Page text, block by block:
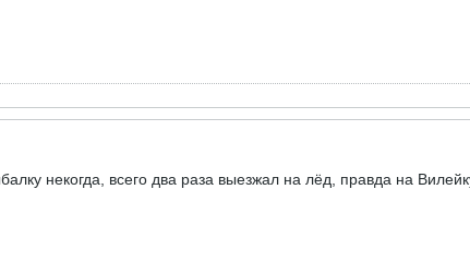
некогда, всего два раза выезжал на лёд, правда на